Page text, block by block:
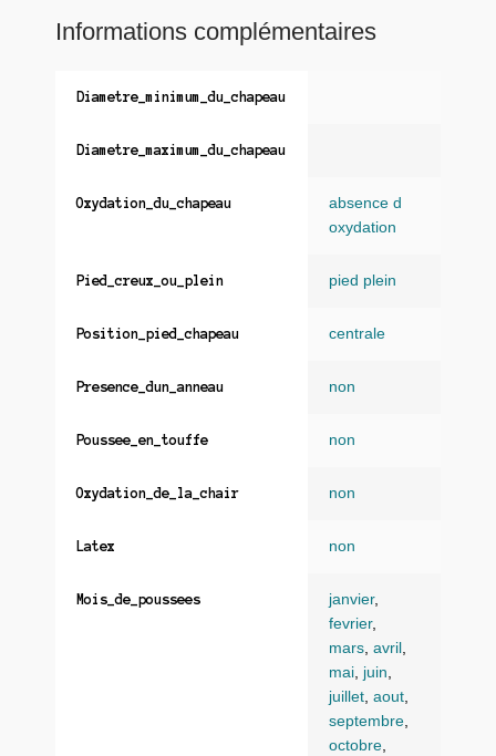
Informations complémentaires
Diametre_minimum_du_chapeau
Diametre_maximum_du_chapeau
Oxydation_du_chapeau
absence d
oxydation
Pied_creux_ou_plein pied plein
Position_pied_chapeau centrale
Presence_dun_anneau non
Poussee_en_touffe non
Oxydation_de_la_chair non
Latex non
Mois_de_poussees janvier,
fevrier,
mars, avril ,
mai, juin,
juillet, aout,
septembre,
octobre,